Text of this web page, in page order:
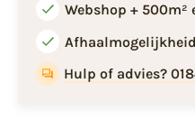
Webshop + 500m²
Hulp of advies?